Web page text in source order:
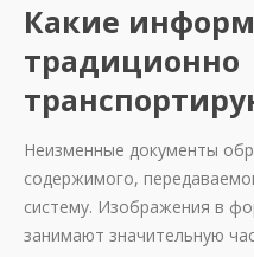
Какие
традиционно
Неизменные документы
содержимого,
систему. Изображения в
занимают значительную